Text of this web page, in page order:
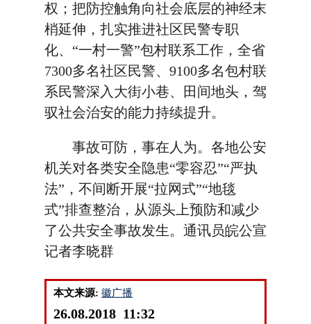
权；把防控触角向社会底层的神经末
梢延伸，扎实推进社区民警专职
化、“一村一警”包村联系工作，全省
7300多名社区民警、9100多名包村联
系民警深入大街小巷、田间地头，驾
驭社会治安的能力持续提升。
事故可防，事在人为。各地公安
机关对各类安全隐患“零容忍”“严执
法”，不间断开展“拉网式”“地毯
式”排查整治，从源头上预防和减少
了公共安全事故发生。通讯员皖公宣
记者李晓群
本文来源: 徽广播
26.08.2018 11:32